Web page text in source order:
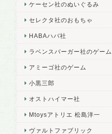
ケーセン社のぬいぐるみ
セレクタ社のおもちゃ
HABAハバ社
ラベンスバーガー社のゲーム
アミーゴ社のゲーム
小黒三郎
オストハイマー社
Mtoysアトリエ 松島洋一
ヴァルトファブリック